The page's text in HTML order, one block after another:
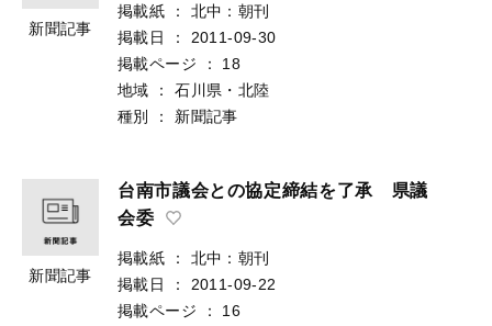
新聞記事
掲載紙 ：
北中：朝刊
掲載日
：
2011-09-30
掲載ページ
：
18
地域
：
石川県・北陸
種別
： 新聞記事
新聞記事
台南市議会との協定締結を了承 県議
会委
掲載紙 ：
北中：朝刊
掲載日
：
2011-09-22
掲載ページ
：
16